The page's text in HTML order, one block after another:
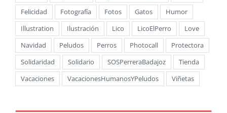
Felicidad
Fotografía Fotos Gatos
Humor
Illustration
Ilustración Lico LicoElPerro
Love
Navidad
Peludos Perros Photocall
Protectora
Solidaridad
Solidario SOSPerreraBadajoz
Tienda
Vacaciones
VacacionesHumanosYPeludos Viñetas